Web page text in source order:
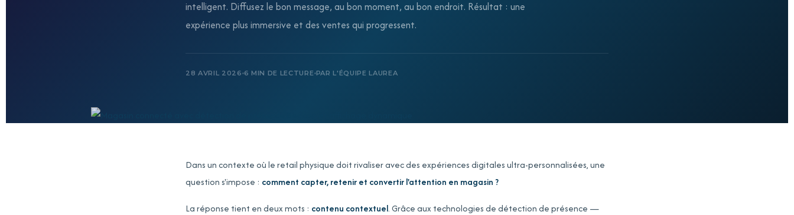
intelligent. Diffusez le bon message, au bon moment, au bon endroit. Résultat : une
expérience plus immersive et des ventes qui progressent.
28 AVRIL 2026 6 MIN DE LECTURE PAR L'ÉQUIPE LAUREA
Dans un contexte où le retail physique doit rivaliser avec des expériences digitales ultra-personnalisées, une
question s'impose : comment capter, retenir et convertir l'attention en magasin ?
La réponse tient en deux mots : contenu contextuel. Grâce aux technologies de détection de présence —